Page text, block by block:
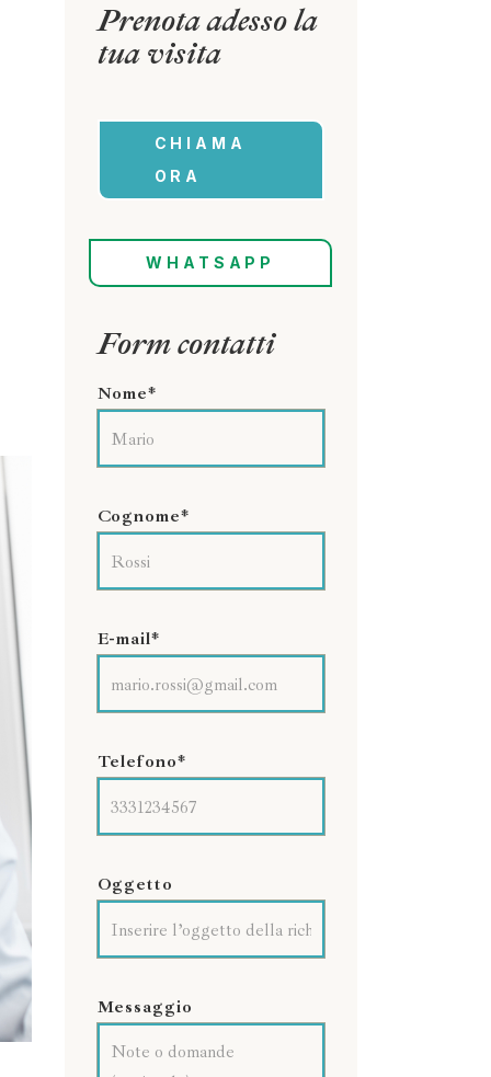
Prenota adesso la
tua visita
CHIAMA
ORA
WHATSAPP
Form contatti
Nome*
Cognome*
E-mail*
Telefono*
Oggetto
Messaggio